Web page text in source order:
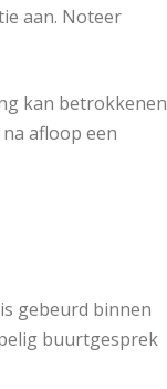
aan. Noteer
kan betrokkenen
afloop een
gebeurd binnen
buurtgesprek